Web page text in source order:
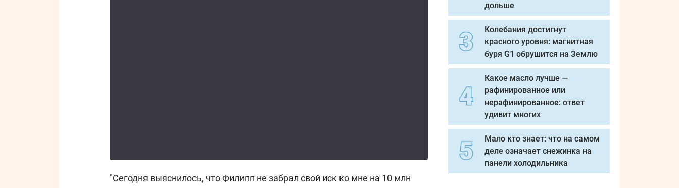
"Сегодня выяснилось, что Филипп не забрал свой иск ко мне на 10 млн
дольше
Колебания достигнут
красного уровня: магнитная
буря G1 обрушится на Землю
Какое масло лучше —
рафинированное или
нерафинированное: ответ
удивит многих
Мало кто знает: что на самом
деле означает снежинка на
панели холодильника